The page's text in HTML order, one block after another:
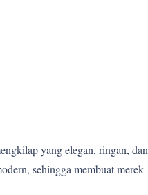
yang elegan, ringan, dan
sehingga membuat merek